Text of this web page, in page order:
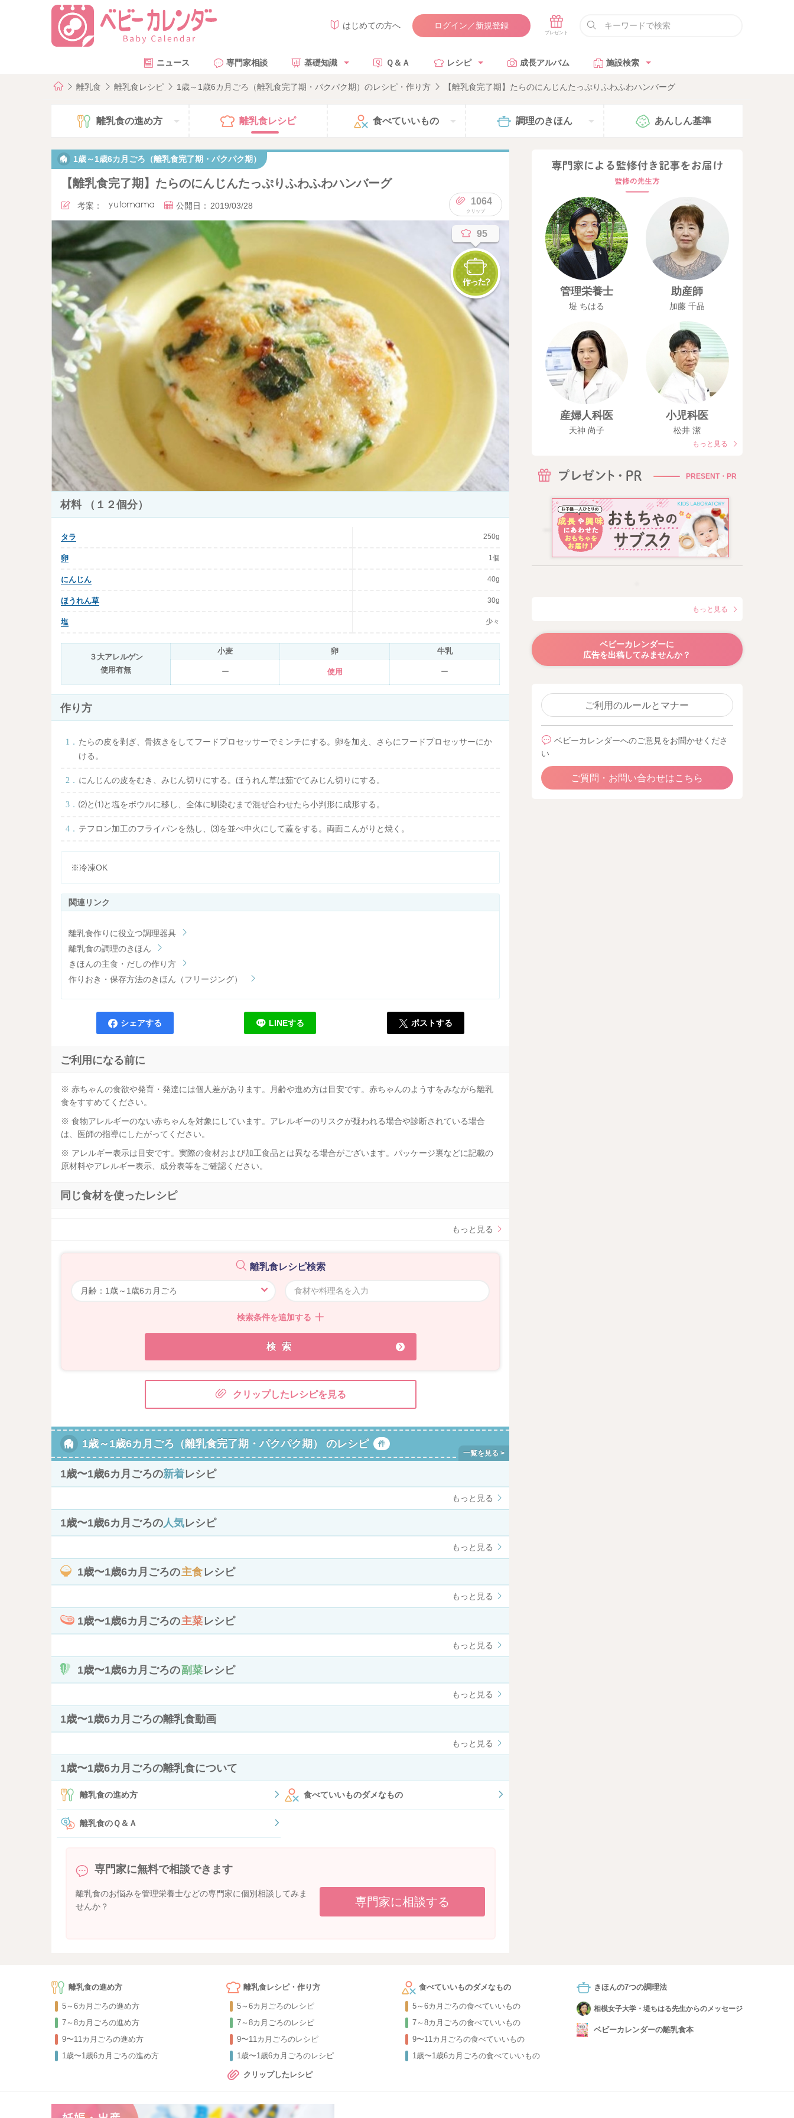
はじめての方へ ログイン／新規登録
ニュース 専門家相談 基礎知識 Ｑ＆Ａ レシピ 成長アルバム 施設検索
離乳食 離乳食レシピ 1歳～1歳6カ月ごろ（離乳食完了期・パクパク期）のレシピ・作り方 【離乳食完了期】たらのにんじんたっぷりふわふわハンバーグ
離乳食の進め方 離乳食レシピ 食べていいもの 調理のきほん あんしん基準
1歳～1歳6カ月ごろ（離乳食完了期・パクパク期）
【離乳食完了期】たらのにんじんたっぷりふわふわハンバーグ
考案： yutomama 公開日： 2019/03/28 1064
95
材料 （１２個分）
タラ 250g
卵 1個
にんじん 40g
ほうれん草 30g
塩 少々
３大アレルゲン
使用有無
小麦 卵 牛乳
ー 使用 ー
作り方
たらの皮を剥ぎ、骨抜きをしてフードプロセッサーでミンチにする。卵を加え、さらにフードプロセッサーにか
ける。
にんじんの皮をむき、みじん切りにする。ほうれん草は茹でてみじん切りにする。
⑵と⑴と塩をボウルに移し、全体に馴染むまで混ぜ合わせたら小判形に成形する。
テフロン加工のフライパンを熱し、⑶を並べ中火にして蓋をする。両面こんがりと焼く。
※冷凍OK
離乳食作りに役立つ調理器具
離乳食の調理のきほん
きほんの主食・だしの作り方
作りおき・保存方法のきほん（フリージング）
シェアする LINEする ポストする
ご利用になる前に
※ 赤ちゃんの食欲や発育・発達には個人差があります。月齢や進め方は目安です。赤ちゃんのようすをみながら離乳
食をすすめてください。
※ 食物アレルギーのない赤ちゃんを対象にしています。アレルギーのリスクが疑われる場合や診断されている場合
は、医師の指導にしたがってください。
※ アレルギー表示は目安です。実際の食材および加工食品とは異なる場合がございます。パッケージ裏などに記載の
原材料やアレルギー表示、成分表等をご確認ください。
同じ食材を使ったレシピ
もっと見る
離乳食レシピ検索
検索条件を追加する
検索
クリップしたレシピを見る
1歳～1歳6カ月ごろ（離乳食完了期・パクパク期） のレシピ 件
1歳〜1歳6カ月ごろの新着レシピ
もっと見る
1歳〜1歳6カ月ごろの人気レシピ
もっと見る
1歳〜1歳6カ月ごろの主食レシピ
もっと見る
1歳〜1歳6カ月ごろの主菜レシピ
もっと見る
1歳〜1歳6カ月ごろの副菜レシピ
もっと見る
1歳〜1歳6カ月ごろの離乳食動画
もっと見る
1歳〜1歳6カ月ごろの離乳食について
離乳食の進め方 食べていいものダメなもの
離乳食のＱ＆Ａ
専門家に無料で相談できます
離乳食のお悩みを管理栄養士などの専門家に個別相談してみま
せんか？
専門家に相談する
管理栄養士
堤 ちはる
助産師
加藤 千晶
産婦人科医
天神 尚子
小児科医
松井 潔
もっと見る
PRESENT・PR
もっと見る
ベビーカレンダーに
広告を出稿してみませんか？
ご利用のルールとマナー
ベビーカレンダーへのご意見をお聞かせくださ
い
ご質問・お問い合わせはこちら
離乳食の進め方
5～6カ月ごろの進め方
7～8カ月ごろの進め方
9〜11カ月ごろの進め方
1歳〜1歳6カ月ごろの進め方
離乳食レシピ・作り方
5～6カ月ごろのレシピ
7～8カ月ごろのレシピ
9〜11カ月ごろのレシピ
1歳〜1歳6カ月ごろのレシピ
クリップしたレシピ
食べていいものダメなもの
5～6カ月ごろの食べていいもの
7～8カ月ごろの食べていいもの
9〜11カ月ごろの食べていいもの
1歳〜1歳6カ月ごろの食べていいもの
きほんの7つの調理法
相模女子大学・堤ちはる先生からのメッセージ
ベビーカレンダーの離乳食本